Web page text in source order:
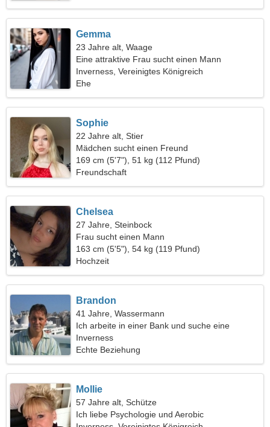
Gemma
23 Jahre alt, Waage
Eine attraktive Frau sucht einen Mann
Inverness, Vereinigtes Königreich
Ehe
Sophie
22 Jahre alt, Stier
Mädchen sucht einen Freund
169 cm (5'7"), 51 kg (112 Pfund)
Freundschaft
Chelsea
27 Jahre, Steinbock
Frau sucht einen Mann
163 cm (5'5"), 54 kg (119 Pfund)
Hochzeit
Brandon
41 Jahre, Wassermann
Ich arbeite in einer Bank und suche eine
schüchterne Frau
Inverness
Echte Beziehung
Mollie
57 Jahre alt, Schütze
Ich liebe Psychologie und Aerobic